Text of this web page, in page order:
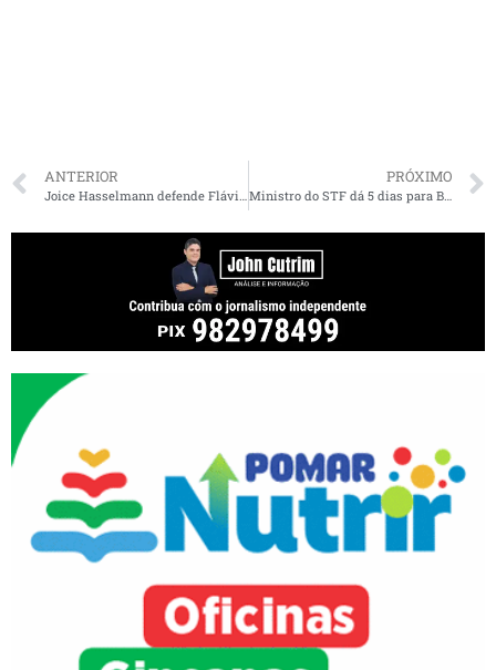
ANTERIOR PRÓXIMO
Ministro do STF dá 5 dias para Bolsonaro explicar ações contra o coronavírus